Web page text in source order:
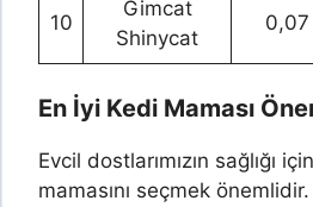
10
Gimcat
Shinycat
0,07
En İyi Kedi Maması
Evcil dostlarımızın sağlığı
mamasını seçmek